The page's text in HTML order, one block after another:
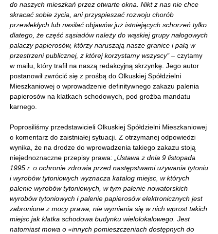
do naszych mieszkań przez otwarte okna. Nikt z nas nie chce
skracać sobie życia, ani przyspieszać rozwoju chorób
przewlekłych lub nasilać objawów już istniejących schorzeń tylko
dlatego, że część sąsiadów należy do wąskiej grupy nałogowych
palaczy papierosów, którzy naruszają nasze granice i palą w
przestrzeni publicznej, z której korzystamy wszyscy” – czytamy
w mailu, który trafił na naszą redakcyjną skrzynkę. Jego autor
postanowił zwrócić się z prośbą do Olkuskiej Spółdzielni
Mieszkaniowej o wprowadzenie definitywnego zakazu palenia
papierosów na klatkach schodowych, pod groźba mandatu
karnego.
Poprosiliśmy przedstawicieli Olkuskiej Spółdzielni Mieszkaniowej
o komentarz do zaistniałej sytuacji. Z otrzymanej odpowiedzi
wynika, że na drodze do wprowadzenia takiego zakazu stoją
niejednoznaczne przepisy prawa:
„Ustawa z dnia 9 listopada
1995 r. o ochronie zdrowia przed następstwami używania tytoniu
i wyrobów tytoniowych wyznacza katalog miejsc, w których
palenie wyrobów tytoniowych, w tym palenie nowatorskich
wyrobów tytoniowych i palenie papierosów elektronicznych jest
zabronione z mocy prawa, nie wymienia się w nich wprost takich
miejsc jak klatka schodowa budynku wielolokalowego. Jest
natomiast mowa o «innych pomieszczeniach dostępnych do